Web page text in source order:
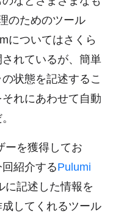
のためのツール
についてはさくら
されているが、簡単
状態を記述するこ
れにあわせて自動
ーを獲得してお
紹介するPulumi
に記述した情報を
してくれるツール